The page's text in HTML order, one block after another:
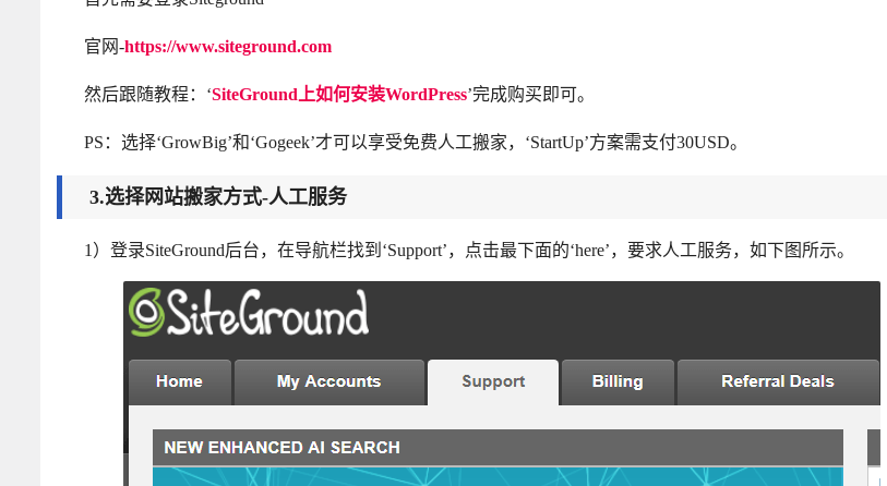
官网-https://www.siteground.com
然后跟随教程：‘SiteGround上如何安装WordPress’完成购买即可。
PS：选择‘GrowBig’和‘Gogeek’才可以享受免费人工搬家，‘StartUp’方案需支付30USD。
3.选择网站搬家方式-人工服务
1）登录SiteGround后台，在导航栏找到‘Support’，点击最下面的‘here’，要求人工服务，如下图所示。